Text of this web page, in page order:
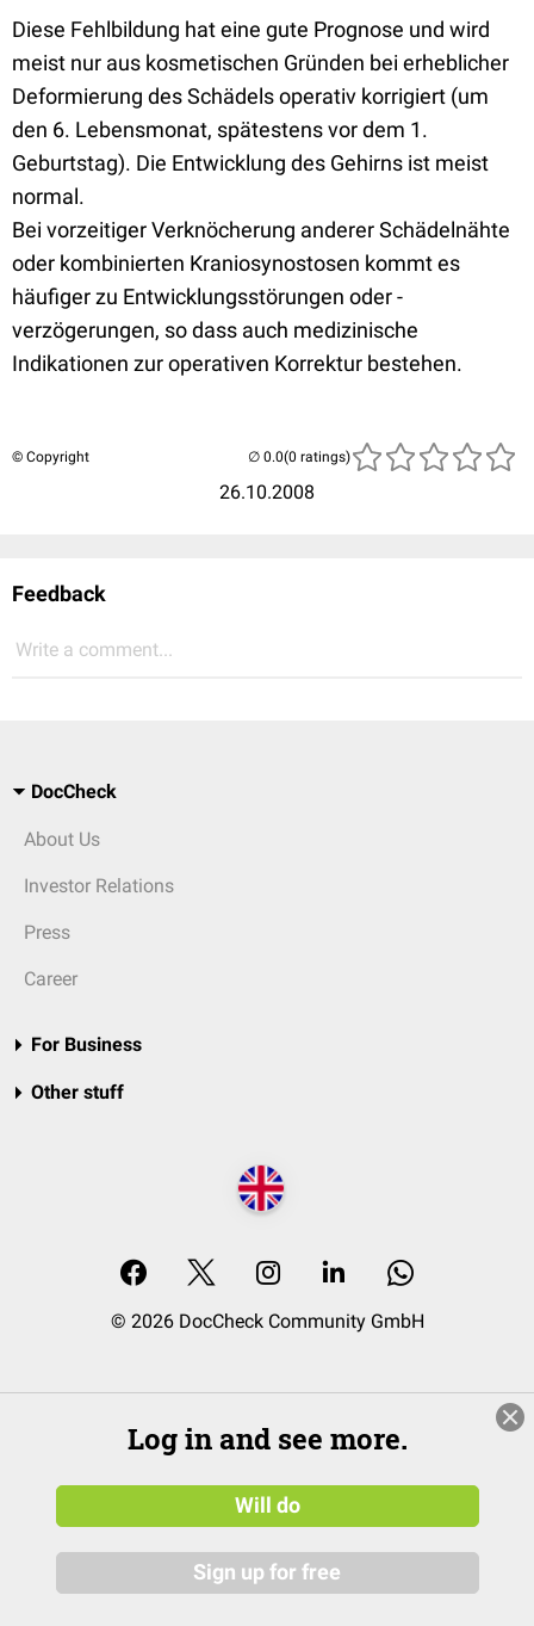
Diese Fehlbildung hat eine gute Prognose und wird
meist nur aus kosmetischen Gründen bei erheblicher
Deformierung des Schädels operativ korrigiert (um
den 6. Lebensmonat, spätestens vor dem 1.
Geburtstag). Die Entwicklung des Gehirns ist meist
normal.
Bei vorzeitiger Verknöcherung anderer Schädelnähte
oder kombinierten Kraniosynostosen kommt es
häufiger zu Entwicklungsstörungen oder -
verzögerungen, so dass auch medizinische
Indikationen zur operativen Korrektur bestehen.
© Copyright
26.10.2008
(0 ratings)
Feedback
Write a comment...
DocCheck
About Us
Investor Relations
Press
Career
For Business
Other stuff
© 2026 DocCheck Community GmbH
Log in and see more.
Will do
Sign up for free